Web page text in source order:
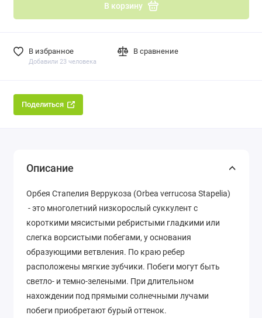
В корзину
В избранное
Добавили 23 человека
В сравнение
Поделиться
Описание
Орбея Стапелия Веррукоза (Orbea verrucosa Stapelia)
- это многолетний низкорослый суккулент с
короткими мясистыми ребристыми гладкими или
слегка ворсистыми побегами, у основания
образующими ветвления. По краю ребер
расположены мягкие зубчики. Побеги могут быть
светло- и темно-зелеными. При длительном
нахождении под прямыми солнечными лучами
побеги приобретают бурый оттенок.